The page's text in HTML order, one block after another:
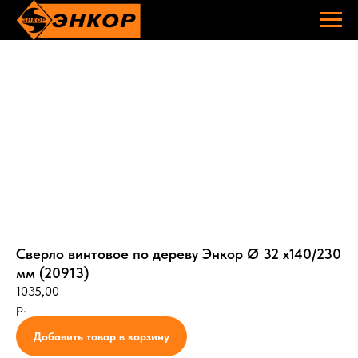
Сверло винтовое по дереву Энкор Ø 32 х140/230
мм (20913)
1035,00
р.
Добавить товар в корзину